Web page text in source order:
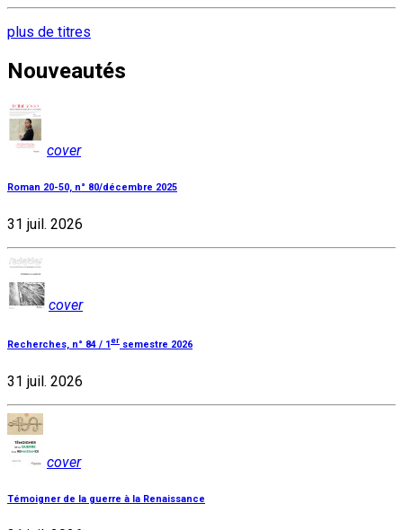
plus de titres
Nouveautés
cover
Roman 20-50, n° 80/décembre 2025
31 juil. 2026
cover
Recherches, n° 84 / 1er semestre 2026
31 juil. 2026
cover
Témoigner de la guerre à la Renaissance